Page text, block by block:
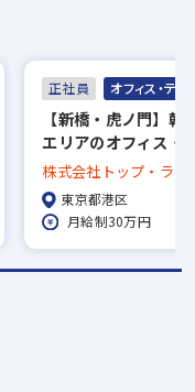
正社員 オフィス・テ
【新橋・虎ノ門】幹
エリアのオフィス・
経験者歓迎／完全反
日祝休み／月次イン
与／仕事＆プライベ
間休日120日+夏季
休暇／近隣住宅手当
株式会社トップ・ラン
東京都港区
月給制30万円